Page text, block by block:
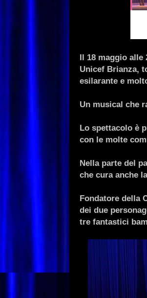
Il 18 maggio alle
Unicef Brianza,
esilarante e
Un musical che
Lo spettacolo è
con le molte
Nella parte del
che cura anche
Fondatore della
dei due
tre fantastici